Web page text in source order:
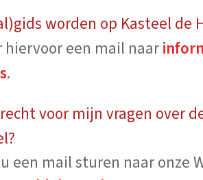
worden op Kasteel de
hiervoor een mail naar
.
voor mijn vragen over
een mail sturen naar onze